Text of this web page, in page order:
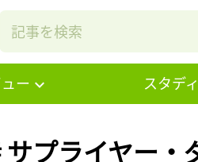
ー スタディ
サプライヤー・